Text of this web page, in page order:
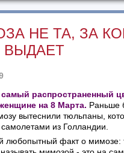
НЕ ТА, ЗА
ВЫДАЕТ
распространенный
на 8 Марта. Раньше
вытеснили тюльпаны,
самолетами из Голландии.
любопытный факт о мимозе: